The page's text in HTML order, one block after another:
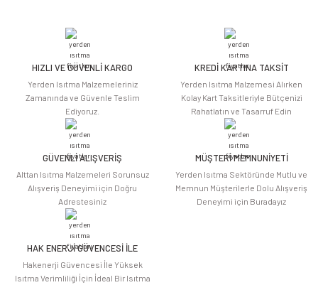
iletebilirsiniz.
Görüş ve önerileriniz için teşekkür ederiz.
Ürün açıklamasında eksik bilgiler bulunuyor.
Ürün bilgilerinde hatalar bulunuyor.
Ürün fiyatı diğer sitelerden daha pahalı.
Bu ürüne benzer farklı alternatifler olmalı.
HIZLI VE GÜVENLİ KARGO
Yerden Isıtma Malzemeleriniz
Zamanında ve Güvenle Teslim
Ediyoruz.
KREDİ KARTINA TAKSİT
Yerden Isıtma Malzemesi Alırken
Kolay Kart Taksitleriyle Bütçenizi
Rahatlatın ve Tasarruf Edin
GÜVENLİ ALIŞVERİŞ
Alttan Isıtma Malzemeleri Sorunsuz
Alışveriş Deneyimi için Doğru
Adrestesiniz
MÜŞTERİ MEMNUNİYETİ
Yerden Isıtma Sektöründe Mutlu ve
Memnun Müşterilerle Dolu Alışveriş
Deneyimi için Buradayız
HAK ENERJİ GÜVENCESİ İLE
Hakenerji Güvencesi İle Yüksek
Isıtma Verimliliği İçin İdeal Bir Isıtma